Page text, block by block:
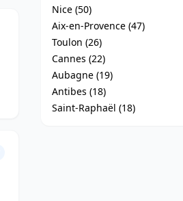
Nice (50)
Aix-en-Provence (47)
Toulon (26)
Cannes (22)
Aubagne (19)
Antibes (18)
Saint-Raphaël (18)